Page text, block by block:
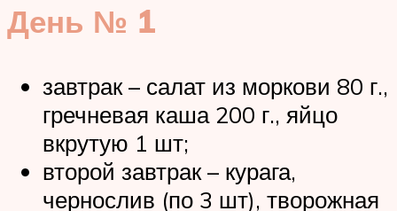
День № 1
завтрак – салат из моркови 80 г.,
гречневая каша 200 г., яйцо
вкрутую 1 шт;
второй завтрак – курага,
чернослив (по 3 шт), творожная